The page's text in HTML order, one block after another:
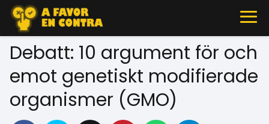
Debatt: 10 argument för och
emot genetiskt modifierade
organismer (GMO)